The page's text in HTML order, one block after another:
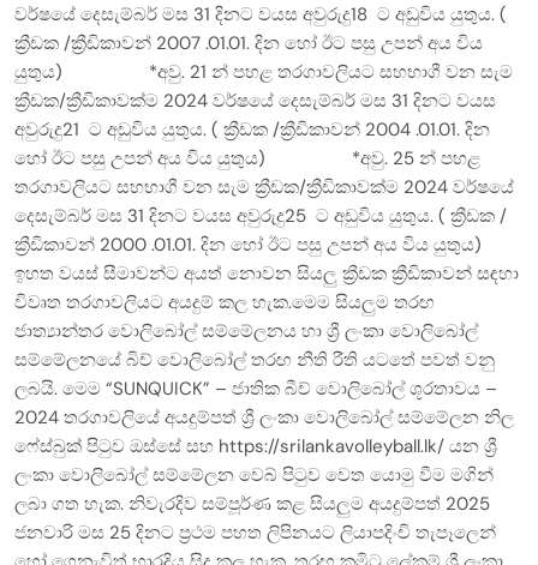
වර්ෂයේ දෙසැම්බර් මස 31 දිනට වයස අවුරුදු18 ට අඩුවිය යුතුය. (
ක්‍රීඩක /ක්‍රීඩිකාවන් 2007 .01.01. දින හෝ ඊට පසු උපන් අය විය
යුතුය) *අවු. 21 න් පහළ තරගාවලියට සහභාගී වන සැම
ක්‍රීඩක/ක්‍රීඩිකාවක්ම 2024 වර්ෂයේ දෙසැම්බර් මස 31 දිනට වයස
අවුරුදු21 ට අඩුවිය යුතුය. ( ක්‍රීඩක /ක්‍රීඩිකාවන් 2004 .01.01. දින
හෝ ඊට පසු උපන් අය විය යුතුය) *අවු. 25 න් පහළ
තරගාවලියට සහභාගී වන සැම ක්‍රීඩක/ක්‍රීඩිකාවක්ම 2024 වර්ෂයේ
දෙසැම්බර් මස 31 දිනට වයස අවුරුදු25 ට අඩුවිය යුතුය. ( ක්‍රීඩක /
ක්‍රීඩිකාවන් 2000 .01.01. දින හෝ ඊට පසු උපන් අය විය යුතුය)
ඉහත වයස් සීමාවන්ට අයත් නොවන සියලු ක්‍රීඩක ක්‍රීඩිකාවන් සඳහා
විවෘත තරගාවලියට අයදුම් කල හැක.මෙම සියලුම තරඟ
ජාත්‍යාන්තර වොලිබෝල් සම්මේලනය හා ශ්‍රී ලංකා වොලිබෝල්
සම්මේලනයේ බිච් වොලිබෝල් තරඟ නීති රීති යටතේ පවත් වනු
ලබයි. මෙම “SUNQUICK” – ජාතික බීච් වොලිබෝල් ශූරතාවය –
2024 තරගාවලියේ අයදුම්පත් ශ්‍රී ලංකා වොලිබෝල් සම්මේලන නිල
ෆේස්බුක් පිටුව ඔස්සේ සහ https://srilankavolleyball.lk/ යන ශ්‍රී
ලංකා වොලිබෝල් සම්මේලන වෙබ් පිටුව වෙත යොමු වීම මගින්
ලබා ගත හැක. නිවැරදිව සම්පූර්ණ කළ සියලුම අයදුම්පත් 2025
ජනවාරි මස 25 දිනට ප්‍රථම පහත ලිපිනයට ලියාපදිංචි තැපෑලෙන්